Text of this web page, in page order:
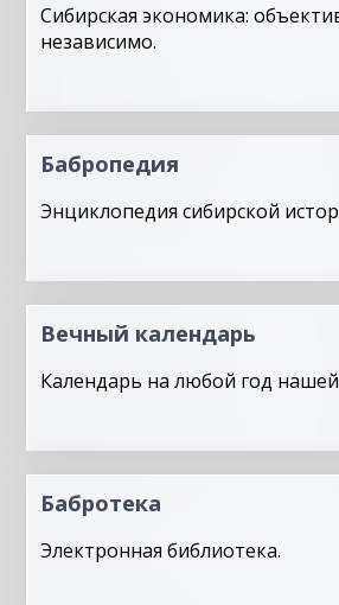
Сибирская экономика:
независимо.
Бабропедия
Энциклопедия сибирской
Вечный календарь
Календарь на любой год
Бабротека
Электронная библиотека.